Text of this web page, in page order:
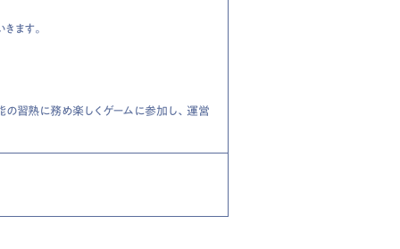
ます。
習熟に務め楽しくゲームに参加し、運営